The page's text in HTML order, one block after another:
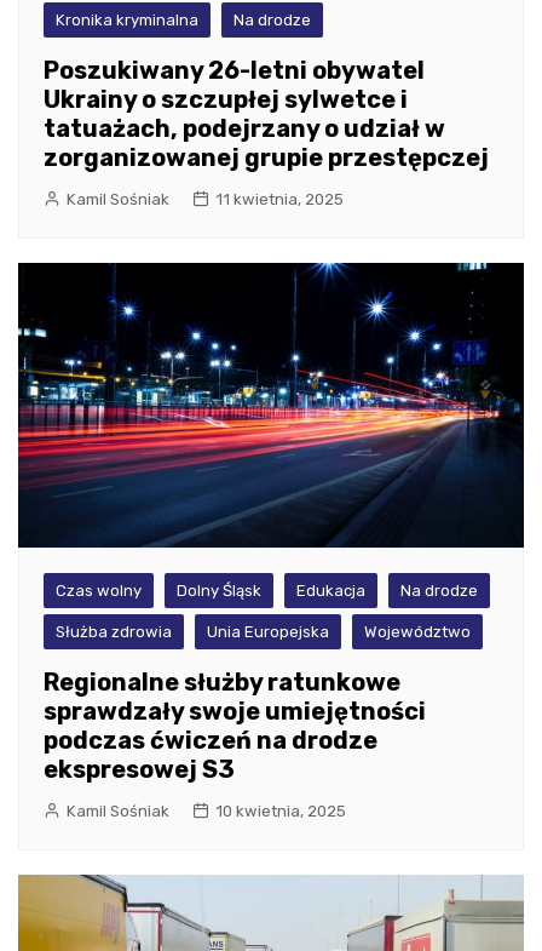
Kronika kryminalna Na drodze
Poszukiwany 26-letni obywatel
Ukrainy o szczupłej sylwetce i
tatuażach, podejrzany o udział w
zorganizowanej grupie przestępczej
Kamil Sośniak 11 kwietnia, 2025
Czas wolny Dolny Śląsk Edukacja Na drodze
Służba zdrowia Unia Europejska Województwo
Regionalne służby ratunkowe
sprawdzały swoje umiejętności
podczas ćwiczeń na drodze
ekspresowej S3
Kamil Sośniak 10 kwietnia, 2025